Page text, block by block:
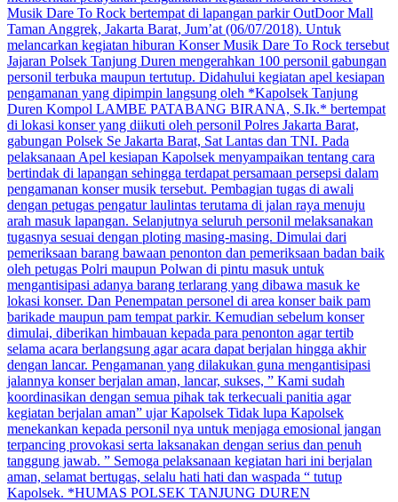
Musik Dare To Rock bertempat di lapangan parkir OutDoor Mall
Taman Anggrek, Jakarta Barat, Jum’at (06/07/2018). Untuk
melancarkan kegiatan hiburan Konser Musik Dare To Rock tersebut
Jajaran Polsek Tanjung Duren mengerahkan 100 personil gabungan
personil terbuka maupun tertutup. Didahului kegiatan apel kesiapan
pengamanan yang dipimpin langsung oleh *Kapolsek Tanjung
Duren Kompol LAMBE PATABANG BIRANA, S.Ik.* bertempat
di lokasi konser yang diikuti oleh personil Polres Jakarta Barat,
gabungan Polsek Se Jakarta Barat, Sat Lantas dan TNI. Pada
pelaksanaan Apel kesiapan Kapolsek menyampaikan tentang cara
bertindak di lapangan sehingga terdapat persamaan persepsi dalam
pengamanan konser musik tersebut. Pembagian tugas di awali
dengan petugas pengatur laulintas terutama di jalan raya menuju
arah masuk lapangan. Selanjutnya seluruh personil melaksanakan
tugasnya sesuai dengan ploting masing-masing. Dimulai dari
pemeriksaan barang bawaan penonton dan pemeriksaan badan baik
oleh petugas Polri maupun Polwan di pintu masuk untuk
mengantisipasi adanya barang terlarang yang dibawa masuk ke
lokasi konser. Dan Penempatan personel di area konser baik pam
barikade maupun pam tempat parkir. Kemudian sebelum konser
dimulai, diberikan himbauan kepada para penonton agar tertib
selama acara berlangsung agar acara dapat berjalan hingga akhir
dengan lancar. Pengamanan yang dilakukan guna mengantisipasi
jalannya konser berjalan aman, lancar, sukses, ” Kami sudah
koordinasikan dengan semua pihak tak terkecuali panitia agar
kegiatan berjalan aman” ujar Kapolsek Tidak lupa Kapolsek
menekankan kepada personil nya untuk menjaga emosional jangan
terpancing provokasi serta laksanakan dengan serius dan penuh
tanggung jawab. ” Semoga pelaksanaan kegiatan hari ini berjalan
aman, selamat bertugas, selalu hati hati dan waspada “ tutup
Kapolsek. *HUMAS POLSEK TANJUNG DUREN